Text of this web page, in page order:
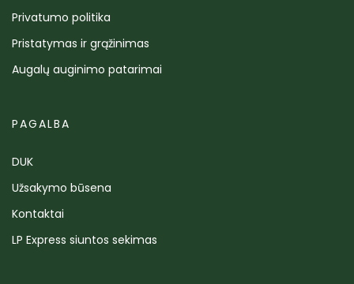
Privatumo politika
Pristatymas ir grąžinimas
Augalų auginimo patarimai
PAGALBA
DUK
Užsakymo būsena
Kontaktai
LP Express siuntos sekimas